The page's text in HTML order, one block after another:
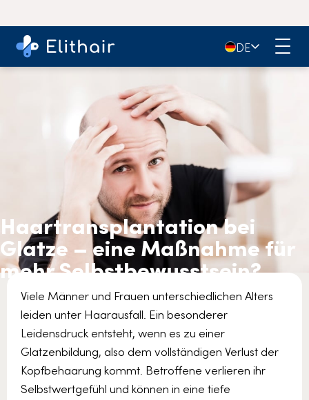
🇩🇪DE
Haartransplantation bei
Glatze – eine Maßnahme für
mehr Selbstbewusstsein?
Viele Männer und Frauen unterschiedlichen Alters
leiden unter Haarausfall. Ein besonderer
Leidensdruck entsteht, wenn es zu einer
Glatzenbildung, also dem vollständigen Verlust der
Kopfbehaarung kommt. Betroffene verlieren ihr
Selbstwertgefühl und können in eine tiefe